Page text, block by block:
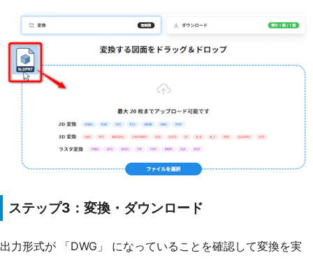
ステップ3：変換・ダウンロード
出力形式が 「DWG」 になっていることを確認して変換を実